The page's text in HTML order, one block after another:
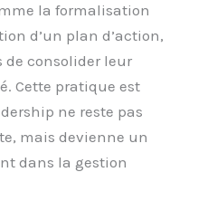
la formalisation
d’un plan d’action,
consolider leur
Cette pratique est
ne reste pas
mais devienne un
dans la gestion